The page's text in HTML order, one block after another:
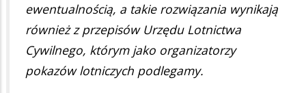
ewentualnością, a takie rozwiązania wynikają
również z przepisów Urzędu Lotnictwa
Cywilnego, którym jako organizatorzy
pokazów lotniczych podlegamy.